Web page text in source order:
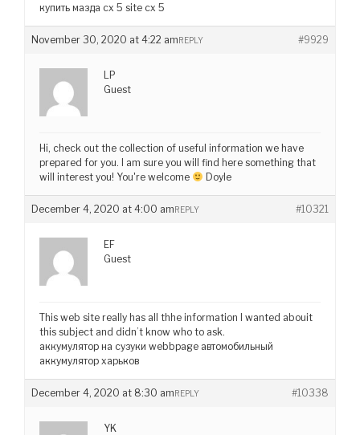
купить мазда сх 5 site cx 5
November 30, 2020 at 4:22 am #9929
REPLY
LP
Guest
Hi, check out the collection of useful information we have
prepared for you. I am sure you will find here something that
will interest you! You're welcome
Doyle
December 4, 2020 at 4:00 am #10321
REPLY
EF
Guest
This web site really has all thhe information I wanted abouit
this subject and didn’t know who to ask.
аккумулятор на сузуки webbpage автомобильный
аккумулятор харьков
December 4, 2020 at 8:30 am #10338
REPLY
YK